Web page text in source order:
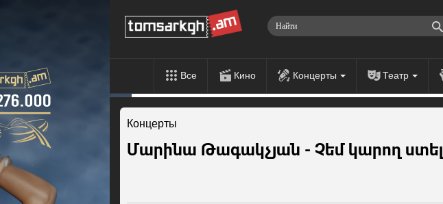
Все Кино Концерты Театр
Концерты
Մարինա Թագակչյան - Չեմ կարող ստել